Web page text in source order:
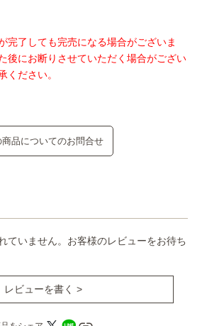
完了しても完売になる場合がございま
後にお断りさせていただく場合がござい
ください。
商品についてのお問合せ
ていません。お客様のレビューをお待ち
レビューを書く >